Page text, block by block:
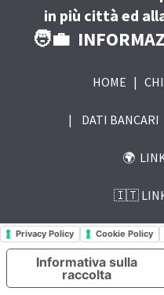
in più città ed
🧑‍💼
HOME |
| DATI
🌍
🇮🇹 LINK
Privacy Policy Cookie Policy
Informativa sulla
raccolta